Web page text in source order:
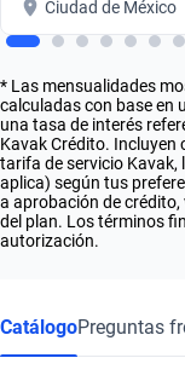
Ciudad de México
* Las mensualidades
calculadas con base en
una tasa de interés
Kavak Crédito. Incluyen
tarifa de servicio Kavak,
aplica) según tus
a aprobación de
del plan. Los términos
autorización.
CatálogoPreguntas